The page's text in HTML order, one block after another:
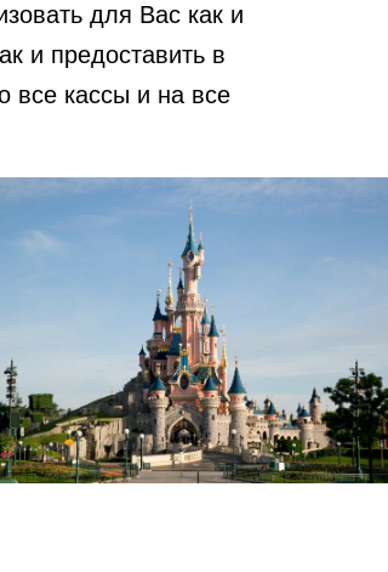
для Вас как и
и предоставить в
все кассы и на все